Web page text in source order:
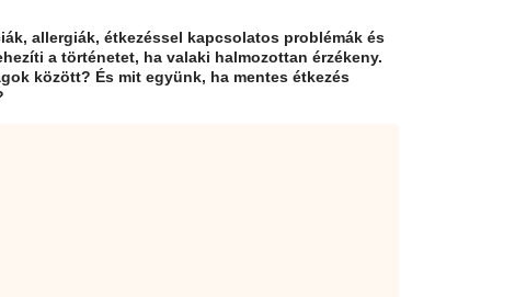
allergiák, étkezéssel kapcsolatos problémák és
a történetet, ha valaki halmozottan érzékeny.
között? És mit együnk, ha mentes étkezés